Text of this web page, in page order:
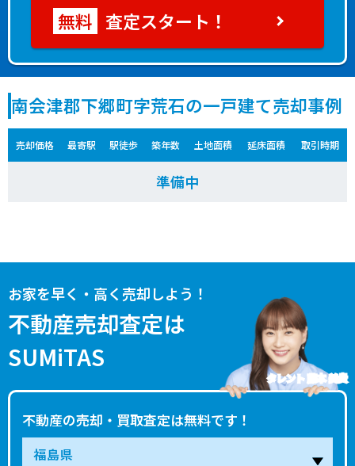
査定スタート！
南会津郡下郷町字荒石の一戸建て売却事例
売却価格 最寄駅 駅徒歩 築年数 土地面積 延床面積 取引時期
準備中
お家を早く・高く売却しよう！
不動産売却査定は
SUMiTAS
不動産の売却・買取査定は無料です！
タレント 藤本 美貴